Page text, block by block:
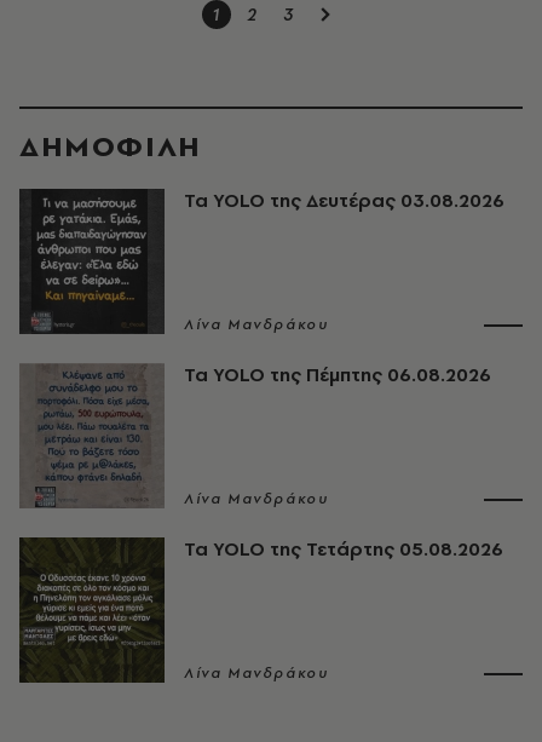
1 2 3
ΔΗΜΟΦΙΛΗ
Τα YOLO της Δευτέρας 03.08.2026
Λίνα Μανδράκου
Τα YOLO της Πέμπτης 06.08.2026
Λίνα Μανδράκου
Τα YOLO της Τετάρτης 05.08.2026
Λίνα Μανδράκου